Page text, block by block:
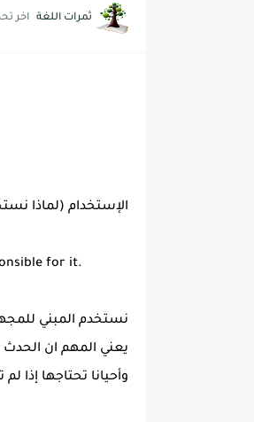
ثمرات اللغة اخر
الإستخدام (لماذا
for it.
نستخدم المبني
يعني المهم ان
وأحيانا تحتاجها إذا